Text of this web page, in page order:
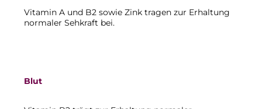
Vitamin A und B2 sowie Zink tragen zur Erhaltung
normaler Sehkraft bei.
Blut